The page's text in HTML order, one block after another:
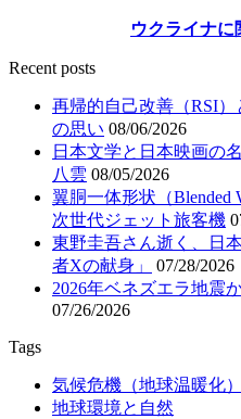
ウクライナに
Recent posts
再帰的自己改善（RSI
の思い 08/06/2026
日本文学と日本映画の
八雲 08/05/2026
翼胴一体形状（Blended
次世代ジェット旅客機
東野圭吾さん逝く、日
者Xの献身」
07/28/2026
2026年ベネズエラ地震
07/26/2026
Tags
気候危機（地球温暖化）
地球環境と自然